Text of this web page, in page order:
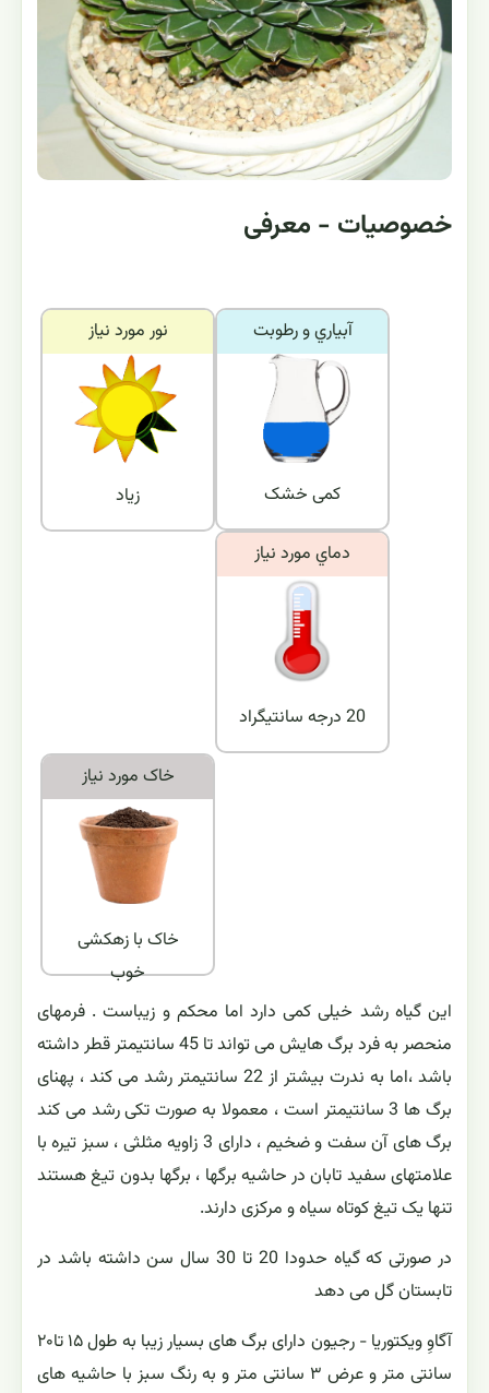
خصوصیات - معرفی
نور مورد نياز
زیاد
آبياري و رطوبت
کمی خشک
دماي مورد نياز
20 درجه سانتیگراد
خاک مورد نياز
خاک با زهکشی
خوب
این گیاه رشد خیلی کمی دارد اما محکم و زیباست . فرمهای
منحصر به فرد برگ هایش می تواند تا 45 سانتیمتر قطر داشته
باشد ،اما به ندرت بیشتر از 22 سانتیمتر رشد می کند ، پهنای
برگ ها 3 سانتیمتر است ، معمولا به صورت تکی رشد می کند
برگ های آن سفت و ضخیم ، دارای 3 زاویه مثلثی ، سبز تیره با
علامتهای سفید تابان در حاشیه برگها ، برگها بدون تیغ هستند
تنها یک تیغ کوتاه سیاه و مرکزی دارند.
در صورتی که گیاه حدودا 20 تا 30 سال سن داشته باشد در
تابستان گل می دهد
آگاوِ ویکتوریا - رجیون دارای برگ های بسیار زیبا به طول ۱۵ تا۲۰
سانتی متر و عرض ۳ سانتی متر و به رنگ سبز با حاشیه های